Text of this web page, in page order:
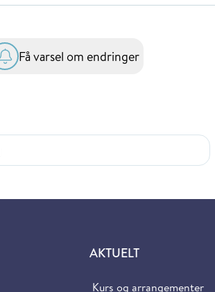
Få varsel om endringer
AKTUELT
Kurs og arrangementer